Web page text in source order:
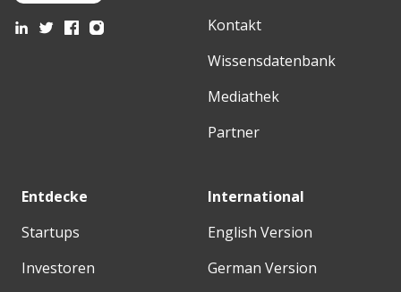
Kontakt
Wissensdatenbank
Mediathek
Partner
Entdecke
Startups
Investoren
International
English Version
German Version